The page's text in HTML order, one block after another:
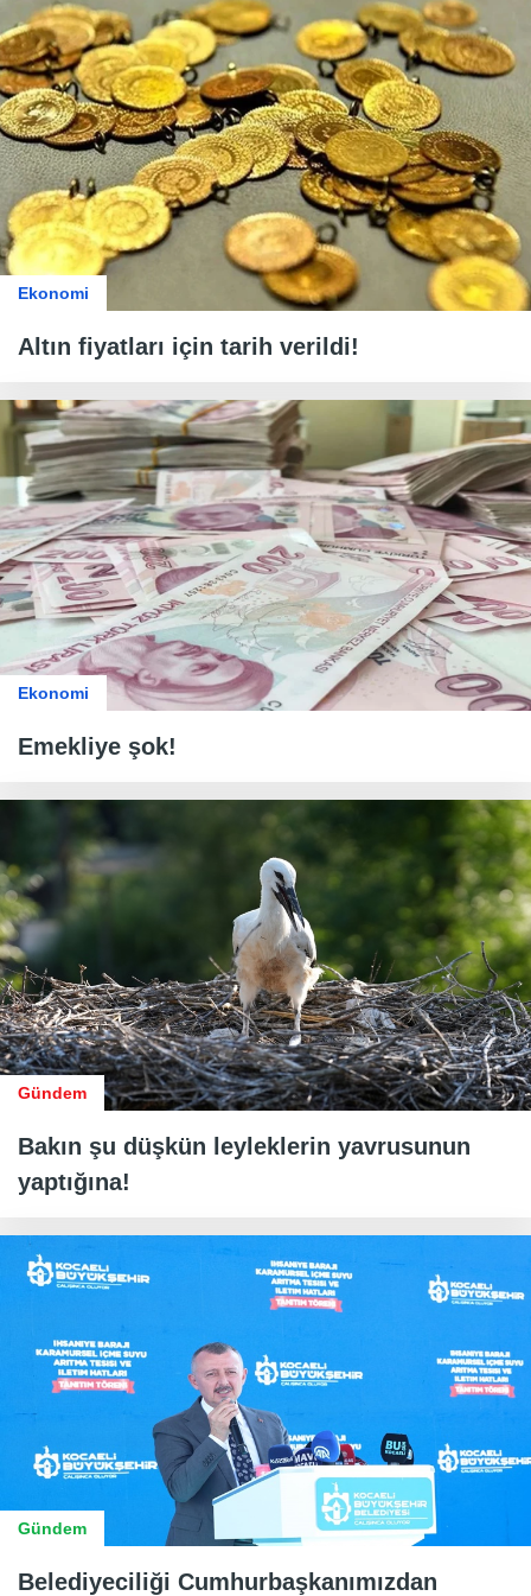
Ekonomi
Altın fiyatları için tarih verildi!
Ekonomi
Emekliye şok!
Gündem
Bakın şu düşkün leyleklerin yavrusunun
yaptığına!
Gündem
Belediyeciliği Cumhurbaşkanımızdan